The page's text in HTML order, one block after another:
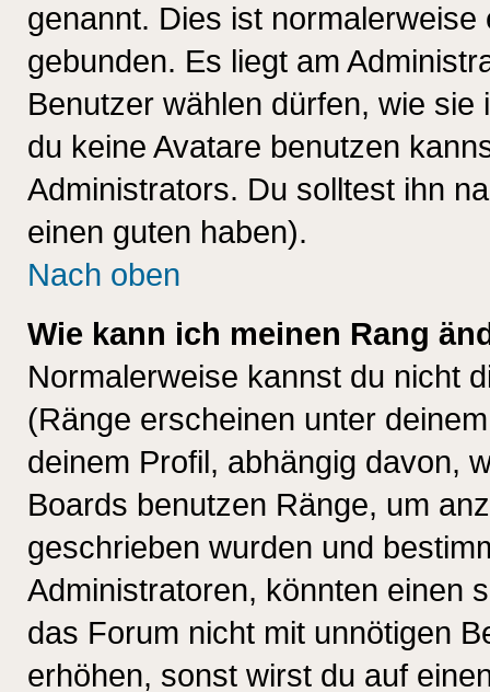
genannt. Dies ist
gebunden. Es liegt am
Benutzer wählen dürfen, wie
du keine Avatare benutzen
Administrators. Du solltest ihn
einen guten haben).
Nach oben
Wie kann ich meinen Rang
Normalerweise kannst du nicht
(Ränge erscheinen unter
deinem Profil, abhängig davon,
Boards benutzen Ränge, um
geschrieben wurden und
Administratoren, könnten einen
das Forum nicht mit unnötigen
erhöhen, sonst wirst du auf